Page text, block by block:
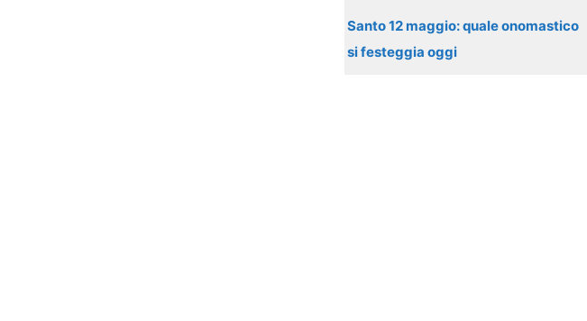
Santo 12 maggio: quale onomastico
si festeggia oggi